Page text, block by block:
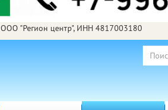
ООО "Регион центр", ИНН 4817003180